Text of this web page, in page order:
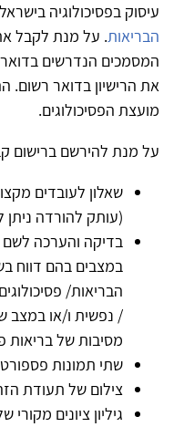
עיסוק בפסיכולוגיה
הבריאות. על מנת לקבל
המסמכים הנדרשים
את הרישיון בדואר
מועצת הפסיכולוגים.
על מנת להירשם ברישום
שאלון לעובדים
(עותק להורדה ניתן
בדיקה והערכה לשם
במצבים בהם דווח
הבריאות/
/ נפשית ו/או במצב
מסיבות של בריאות
שתי תמונות
צילום של תעודת